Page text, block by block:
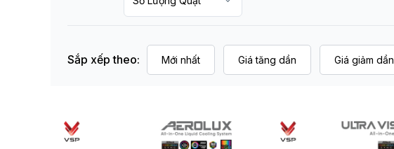
Sắp xếp theo: Mới nhất Giá tăng dần Giá giảm dần